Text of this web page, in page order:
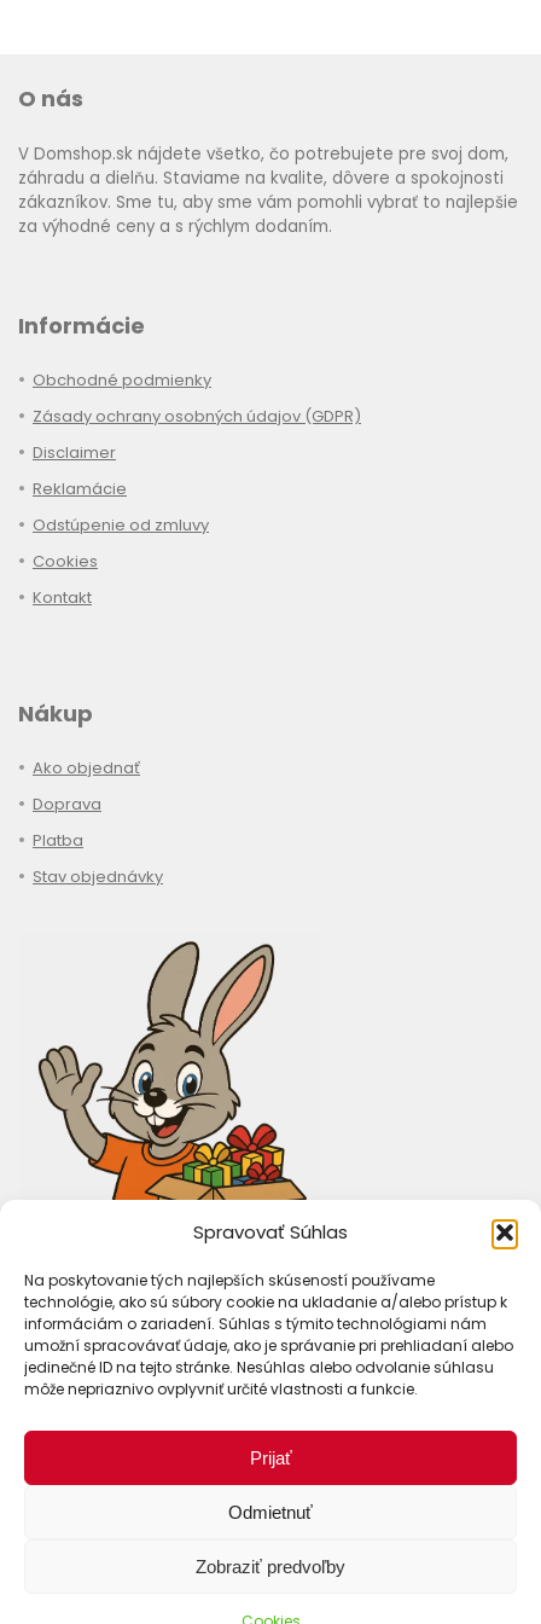
Spravovať Súhlas
Na poskytovanie tých najlepších skúseností používame
technológie, ako sú súbory cookie na ukladanie a/alebo prístup k
informáciám o zariadení. Súhlas s týmito technológiami nám
umožní spracovávať údaje, ako je správanie pri prehliadaní alebo
jedinečné ID na tejto stránke. Nesúhlas alebo odvolanie súhlasu
môže nepriaznivo ovplyvniť určité vlastnosti a funkcie.
Prijať
Odmietnuť
Zobraziť predvoľby
O nás
V Domshop.sk nájdete všetko, čo potrebujete pre svoj dom,
záhradu a dielňu. Staviame na kvalite, dôvere a spokojnosti
zákazníkov. Sme tu, aby sme vám pomohli vybrať to najlepšie
za výhodné ceny a s rýchlym dodaním.
Informácie
Obchodné podmienky
Zásady ochrany osobných údajov (GDPR)
Disclaimer
Reklamácie
Odstúpenie od zmluvy
Cookies
Kontakt
Nákup
Ako objednať
Doprava
Platba
Stav objednávky